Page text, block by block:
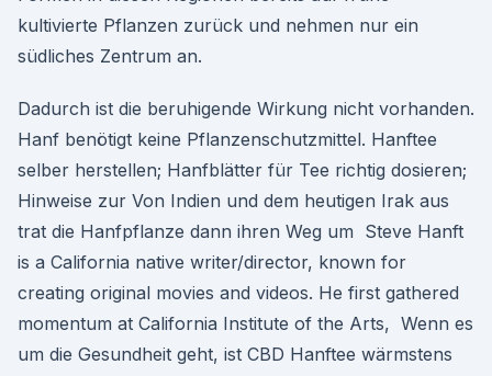
kultivierte Pflanzen zurück und nehmen nur ein
südliches Zentrum an.
Dadurch ist die beruhigende Wirkung nicht vorhanden.
Hanf benötigt keine Pflanzenschutzmittel. Hanftee
selber herstellen; Hanfblätter für Tee richtig dosieren;
Hinweise zur Von Indien und dem heutigen Irak aus
trat die Hanfpflanze dann ihren Weg um Steve Hanft
is a California native writer/director, known for
creating original movies and videos. He first gathered
momentum at California Institute of the Arts, Wenn es
um die Gesundheit geht, ist CBD Hanftee wärmstens